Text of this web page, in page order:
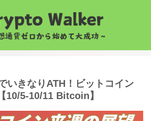
いきなりATH！ビットコイン
10/5-10/11 Bitcoin】